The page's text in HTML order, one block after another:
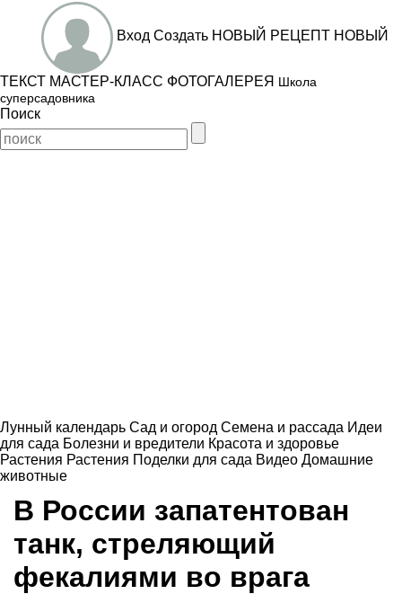
Вход Создать НОВЫЙ РЕЦЕПТ НОВЫЙ
ТЕКСТ МАСТЕР-КЛАСС ФОТОГАЛЕРЕЯ Школа
суперсадовника
Поиск
Лунный календарь Сад и огород Семена и рассада Идеи
для сада Болезни и вредители Красота и здоровье
Растения Растения Поделки для сада Видео Домашние
животные
В России запатентован
танк, стреляющий
фекалиями во врага